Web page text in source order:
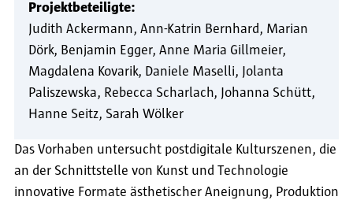
Projektbeteiligte:
Judith Ackermann Ann-Katrin Bernhard
Marian
Dörk
Benjamin Egger Anne Maria Gillmeier
Magdalena Kovarik
Daniele Maselli
Jolanta
Paliszewska
Rebecca Scharlach
Johanna Schütt
Hanne Seitz Sarah Wölker
Das Vorhaben untersucht postdigitale Kulturszenen, die
an der Schnittstelle von Kunst und Technologie
innovative Formate ästhetischer Aneignung, Produktion